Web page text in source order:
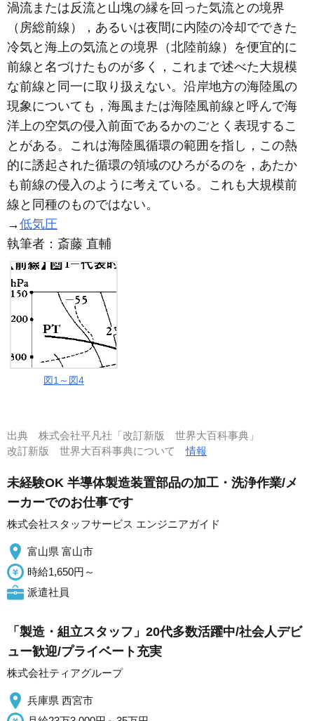
渦流または反流と山塊の縁を回った気流との境界
（房総前線），あるいは夜間に内陸の冷却でできた
冷気と海上の気流との境界（北陸前線）を便宜的に
前線と名づけたものが多く，これまで述べた大規模
な前線と同一に取り扱えない。沿岸地方の海陸風の
現象についても，海風または海陸風前線と呼んで海
洋上の空気の侵入前面であるかのごとく表現するこ
とがある。これは海陸風循環の範囲を指し，この熱
的に誘起された循環の領域のひろがるのを，あたか
も前線の侵入のように考えている。これも大規模前
線と同種のものではない。
→低気圧
執筆者： 斎藤 直輔
図1～図4
出典 株式会社平凡社「改訂新版 世界大百科事典」
改訂新版 世界大百科事典について情報
未経験OK 半導体製造装置部品の加工・洗浄作業/メ
ーカーでのお仕事です
株式会社スタッフサービス エンジニアガイド
富山県 富山市
時給1,650円～
派遣社員
「製造・組立スタッフ」20代多数活躍中/社会人デビ
ュー歓迎/プライベート充実
株式会社ティアグループ
兵庫県 西宮市